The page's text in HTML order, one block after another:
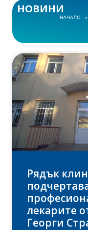
НОВИНИ
НАЧАЛО
Рядък
лекарите
Георги